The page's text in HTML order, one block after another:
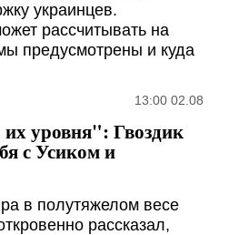
украинцев.
рассчитывать на
предусмотрены и куда
13:00 02.08
уровня": Гвоздик
с Усиком и
в полутяжелом весе
рассказал,